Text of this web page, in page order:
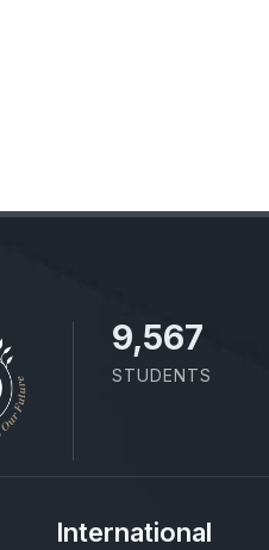
11,110
STUDENTS
International